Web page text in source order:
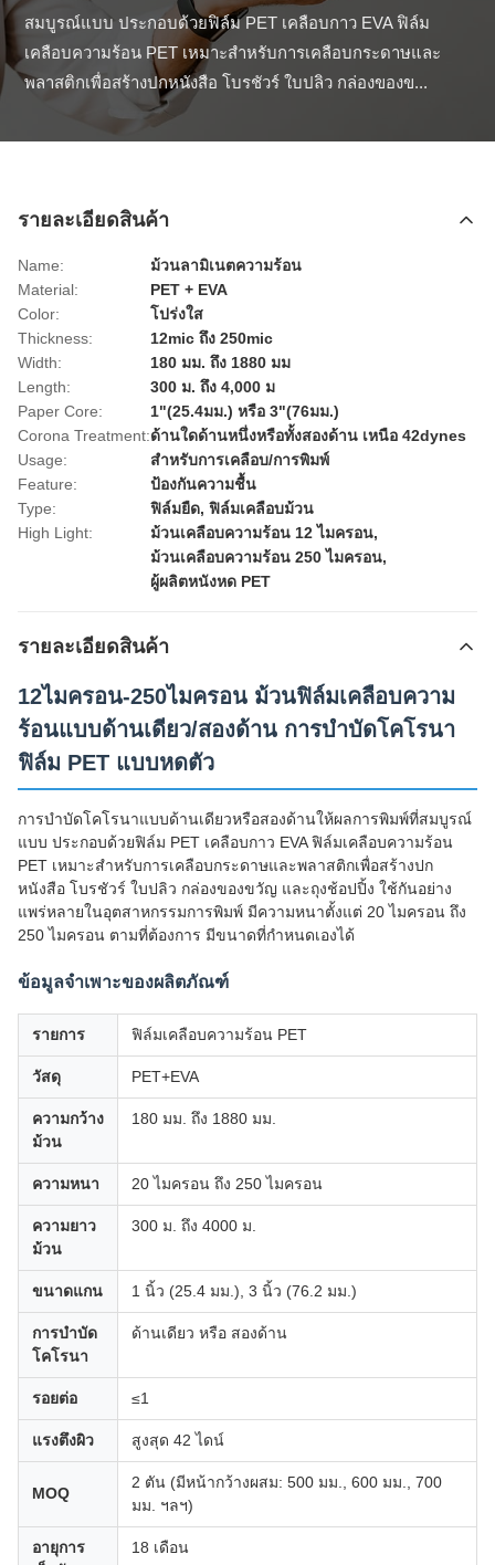
สมบูรณ์แบบ ประกอบด้วยฟิล์ม PET เคลือบกาว EVA ฟิล์ม
เคลือบความร้อน PET เหมาะสำหรับการเคลือบกระดาษและ
พลาสติกเพื่อสร้างปกหนังสือ โบรชัวร์ ใบปลิว กล่องของข...
รายละเอียดสินค้า
Name:
ม้วนลามิเนตความร้อน
Material:
PET + EVA
Color:
โปร่งใส
Thickness:
12mic ถึง 250mic
Width:
180 มม. ถึง 1880 มม
Length:
300 ม. ถึง 4,000 ม
Paper Core:
1"(25.4มม.) หรือ 3"(76มม.)
Corona Treatment:ด้านใดด้านหนึ่งหรือทั้งสองด้าน เหนือ 42dynes
Usage:
สำหรับการเคลือบ/การพิมพ์
Feature:
ป้องกันความชื้น
Type:
ฟิล์มยืด, ฟิล์มเคลือบม้วน
High Light:
ม้วนเคลือบความร้อน 12 ไมครอน,
ม้วนเคลือบความร้อน 250 ไมครอน,
ผู้ผลิตหนังหด PET
รายละเอียดสินค้า
12ไมครอน-250ไมครอน ม้วนฟิล์มเคลือบความ
ร้อนแบบด้านเดียว/สองด้าน การบำบัดโคโรนา
ฟิล์ม PET แบบหดตัว
การบำบัดโคโรนาแบบด้านเดียวหรือสองด้านให้ผลการพิมพ์ที่สมบูรณ์
แบบ ประกอบด้วยฟิล์ม PET เคลือบกาว EVA ฟิล์มเคลือบความร้อน
PET เหมาะสำหรับการเคลือบกระดาษและพลาสติกเพื่อสร้างปก
หนังสือ โบรชัวร์ ใบปลิว กล่องของขวัญ และถุงช้อปปิ้ง ใช้กันอย่าง
แพร่หลายในอุตสาหกรรมการพิมพ์ มีความหนาตั้งแต่ 20 ไมครอน ถึง
250 ไมครอน ตามที่ต้องการ มีขนาดที่กำหนดเองได้
ข้อมูลจำเพาะของผลิตภัณฑ์
รายการ ฟิล์มเคลือบความร้อน PET
วัสดุ PET+EVA
ความกว้าง
ม้วน
180 มม. ถึง 1880 มม.
ความหนา 20 ไมครอน ถึง 250 ไมครอน
ความยาว
ม้วน
300 ม. ถึง 4000 ม.
ขนาดแกน 1 นิ้ว (25.4 มม.), 3 นิ้ว (76.2 มม.)
การบำบัด
โคโรนา
ด้านเดียว หรือ สองด้าน
รอยต่อ ≤1
แรงตึงผิว สูงสุด 42 ไดน์
MOQ
2 ตัน (มีหน้ากว้างผสม: 500 มม., 600 มม., 700
มม. ฯลฯ)
อายุการ
18 เดือน